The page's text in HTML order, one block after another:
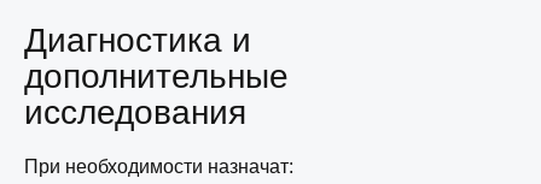
Диагностика и
дополнительные
исследования
При необходимости назначат: